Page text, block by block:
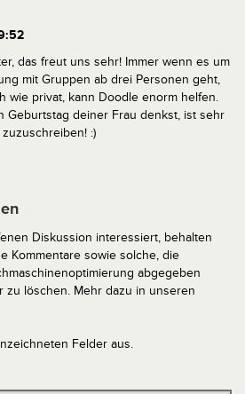
das freut uns sehr! Immer wenn es um
mit Gruppen ab drei Personen geht,
wie privat, kann Doodle enorm helfen.
Geburtstag deiner Frau denkst, ist sehr
:)
Diskussion interessiert, behalten
Kommentare sowie solche, die
abgegeben
zu löschen. Mehr dazu in unseren
Felder aus.